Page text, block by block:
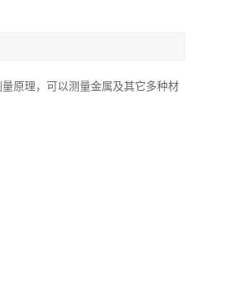
原理，可以测量金属及其它多种材